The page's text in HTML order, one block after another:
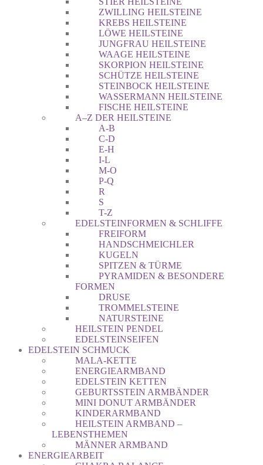
ZWILLING HEILSTEINE
KREBS HEILSTEINE
LÖWE HEILSTEINE
JUNGFRAU HEILSTEINE
WAAGE HEILSTEINE
SKORPION HEILSTEINE
SCHÜTZE HEILSTEINE
STEINBOCK HEILSTEINE
WASSERMANN HEILSTEINE
FISCHE HEILSTEINE
A–Z DER HEILSTEINE
A-B
C-D
E-H
I-L
M-O
P-Q
R
S
T-Z
EDELSTEINFORMEN & SCHLIFFE
FREIFORM
HANDSCHMEICHLER
KUGELN
SPITZEN & TÜRME
PYRAMIDEN & BESONDERE
FORMEN
DRUSE
TROMMELSTEINE
NATURSTEINE
HEILSTEIN PENDEL
EDELSTEINSEIFEN
EDELSTEIN SCHMUCK
MALA-KETTE
ENERGIEARMBAND
EDELSTEIN KETTEN
GEBURTSSTEIN ARMBÄNDER
MINI DONUT ARMBÄNDER
KINDERARMBAND
HEILSTEIN ARMBAND –
LEBENSTHEMEN
MÄNNER ARMBAND
ENERGIEARBEIT